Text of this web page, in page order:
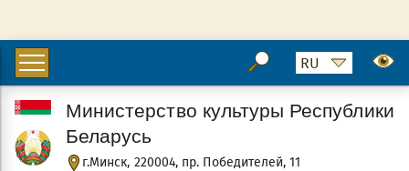
г.Минск, 220004, пр. Победителей, 11
Министерство культуры Республики
Беларусь